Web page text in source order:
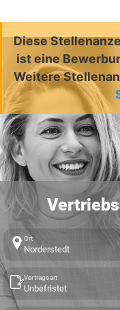
Diese
ist eine
Weitere
Ort
Norderstedt
Vertragsart
Unbefristet